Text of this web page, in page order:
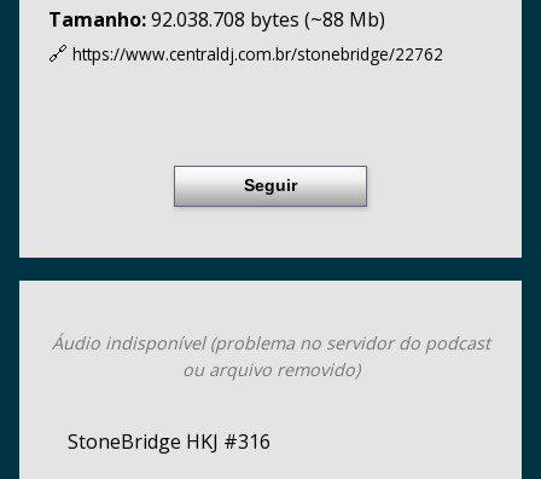
Tamanho:92.038.708 bytes (~88 Mb)
🔗 https://www.centraldj.com.br/stonebridge/22762
Seguir
Áudio indisponível (problema no servidor do podcast
ou arquivo removido)
StoneBridge HKJ #316